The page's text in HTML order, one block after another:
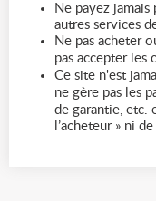
Ne payez
autres services
Ne pas acheter
pas accepter les
Ce site n'est
ne gère pas les
de garantie, etc.
l’acheteur » ni